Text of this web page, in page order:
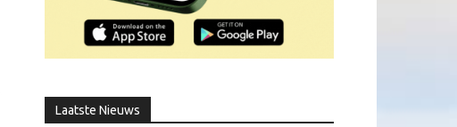
Laatste Nieuws